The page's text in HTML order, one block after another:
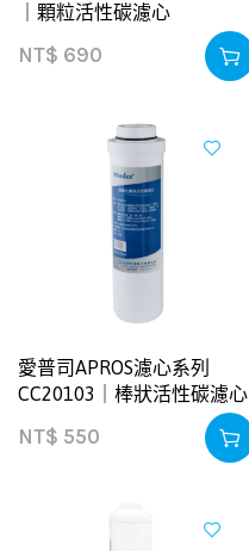
｜顆粒活性碳濾心
NT$ 690
愛普司APROS濾心系列
CC20103｜棒狀活性碳濾心
NT$ 550